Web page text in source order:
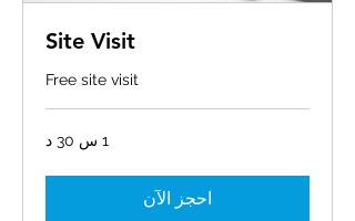
Site Visit
Free site visit
1 س 30 د
احجز الآن